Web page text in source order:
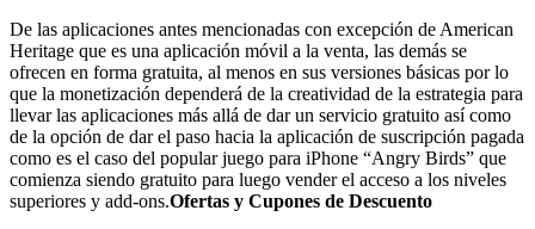
De las aplicaciones antes mencionadas con excepción de American
Heritage que es una aplicación móvil a la venta, las demás se
ofrecen en forma gratuita, al menos en sus versiones básicas por lo
que la monetización dependerá de la creatividad de la estrategia para
llevar las aplicaciones más allá de dar un servicio gratuito así como
de la opción de dar el paso hacia la aplicación de suscripción pagada
como es el caso del popular juego para iPhone “Angry Birds” que
comienza siendo gratuito para luego vender el acceso a los niveles
superiores y add-ons.Ofertas y Cupones de Descuento